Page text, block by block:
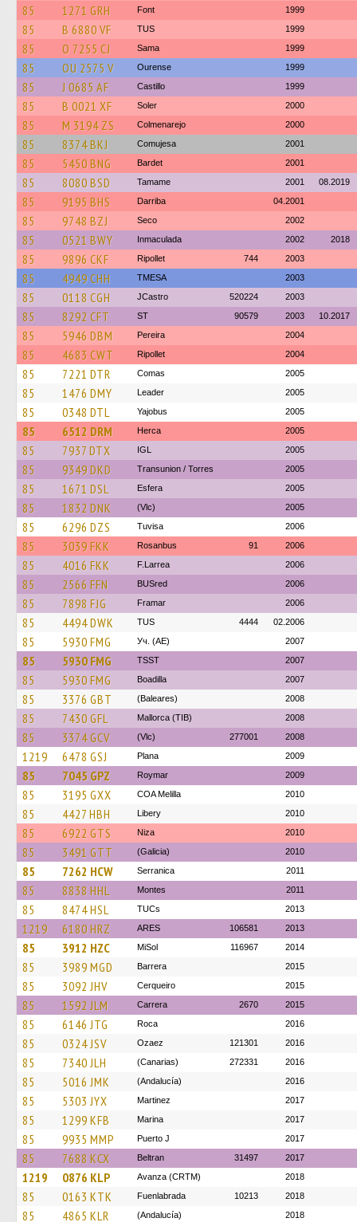
85 1271 GRH Font 1999
85 B 6880 VF TUS 1999
85 O 7255 CJ Sama 1999
85 OU 2575 V Ourense 1999
85 J 0685 AF Castillo 1999
85 B 0021 XF Soler 2000
85 M 3194 ZS Colmenarejo 2000
85 8374 BKJ Comujesa 2001
85 5450 BNG Bardet 2001
85 8080 BSD Tamame 2001 08.2019
85 9195 BHS Darriba 04.2001
85 9748 BZJ Seco 2002
85 0521 BWY Inmaculada 2002 2018
85 9896 CKF Ripollet 744 2003
85 4949 CHH TMESA 2003
85 0118 CGH JCastro 520224 2003
85 8292 CFT ST 90579 2003 10.2017
85 5946 DBM Pereira 2004
85 4683 CWT Ripollet 2004
85 7221 DTR Comas 2005
85 1476 DMY Leader 2005
85 0348 DTL Yajobus 2005
85 6512 DRM Herca 2005
85 7937 DTX IGL 2005
85 9349 DKD Transunion / Torres 2005
85 1671 DSL Esfera 2005
85 1832 DNK (Vlc) 2005
85 6296 DZS Tuvisa 2006
85 3039 FKK Rosanbus 91 2006
85 4016 FKK F.Larrea 2006
85 2566 FFN BUSred 2006
85 7898 FJG Framar 2006
85 4494 DWK TUS 4444 02.2006
85 5930 FMG Уч. (AE) 2007
85 5930 FMG TSST 2007
85 5930 FMG Boadilla 2007
85 3376 GBT (Baleares) 2008
85 7430 GFL Mallorca (TIB) 2008
85 3374 GCV (Vlc) 277001 2008
1219 6478 GSJ Plana 2009
85 7045 GPZ Roymar 2009
85 3195 GXX COA Melilla 2010
85 4427 HBH Libery 2010
85 6922 GTS Niza 2010
85 3491 GTT (Galicia) 2010
85 7262 HCW Serranica 2011
85 8838 HHL Montes 2011
85 8474 HSL TUCs 2013
1219 6180 HRZ ARES 106581 2013
85 3912 HZC MiSol 116967 2014
85 3989 MGD Barrera 2015
85 3092 JHV Cerqueiro 2015
85 1592 JLM Carrera 2670 2015
85 6146 JTG Roca 2016
85 0324 JSV Ozaez 121301 2016
85 7340 JLH (Canarias) 272331 2016
85 5016 JMK (Andalucía) 2016
85 5303 JYX Martinez 2017
85 1299 KFB Marina 2017
85 9935 MMP Puerto J 2017
85 7688 KCX Beltran 31497 2017
1219 0876 KLP Avanza (CRTM) 2018
85 0163 KTK Fuenlabrada 10213 2018
85 4865 KLR (Andalucía) 2018